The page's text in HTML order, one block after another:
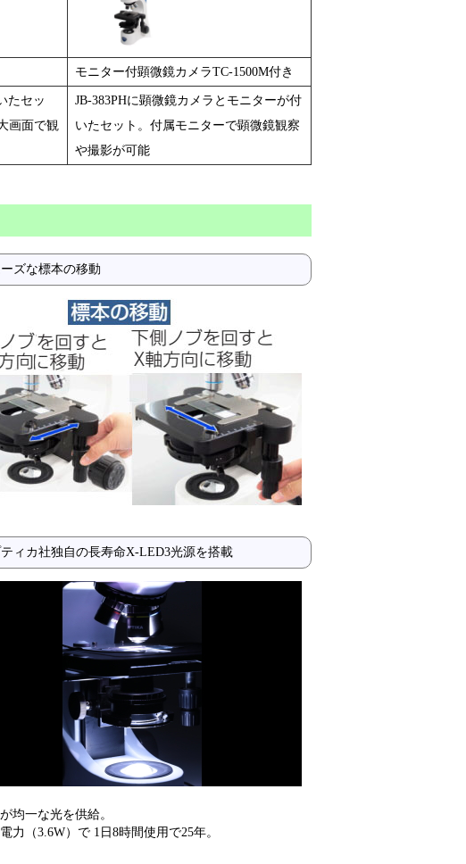
モニター付顕微鏡カメラTC-1500M付き
たセッ
画面で観
JB-383PHに顕微鏡カメラとモニターが付
いたセット。付属モニターで顕微鏡観察
や撮影が可能
ズな標本の移動
ィカ社独自の長寿命X-LED3光源を搭載
均一な光を供給。
力（3.6W）で 1日8時間使用で25年。